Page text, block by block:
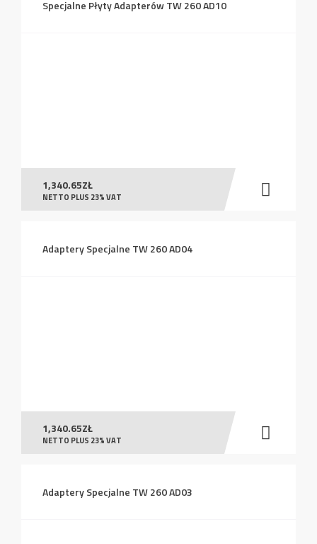
Specjalne Płyty Adapterów TW 260 AD10
1,340.65ZŁ
NETTO PLUS 23% VAT
Adaptery Specjalne TW 260 AD04
1,340.65ZŁ
NETTO PLUS 23% VAT
Adaptery Specjalne TW 260 AD03